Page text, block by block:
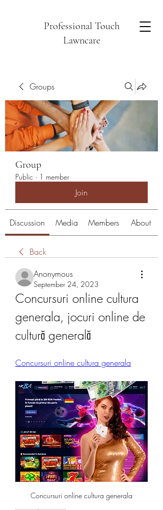
Professional Touch
Lawncare
Groups
Group
Public · 1 member
Join
Discussion Media Members About
Back
Anonymous
September 24, 2023
Concursuri online cultura
generala, jocuri online de
cultură generală
Concursuri online cultura generala
Concursuri online cultura generala